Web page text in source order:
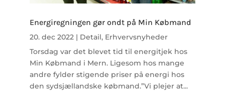
Energiregningen gør ondt på Min Købmand
20. dec 2022 | Detail, Erhvervsnyheder
Torsdag var det blevet tid til energitjek hos
Min Købmand i Mern. Ligesom hos mange
andre fylder stigende priser på energi hos
den sydsjællandske købmand.”Vi plejer at...